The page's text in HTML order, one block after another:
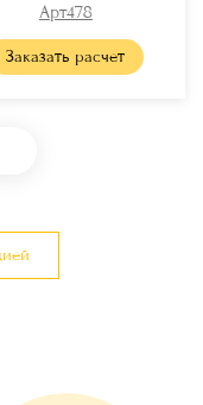
и стеклом
Арт478
Заказать расчет